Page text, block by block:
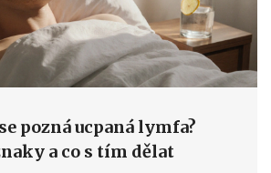
pozná ucpaná lymfa?
a co s tím dělat